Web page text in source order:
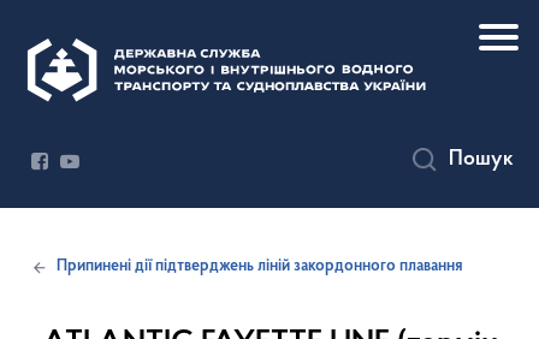
Пошук
Припинені дії підтверджень ліній закордонного плавання